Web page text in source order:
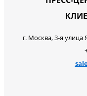
г. Москва, 3-я улица